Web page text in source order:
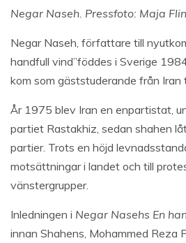
Negar Naseh. Pressfoto: Maja
Negar Naseh, författare till
handfull vind”föddes i Sverige
kom som gäststuderande från Iran
År 1975 blev Iran en enpartistat,
partiet Rastakhiz, sedan shahen
partier. Trots en höjd
motsättningar i landet och till
vänstergrupper.
Inledningen i Negar Nasehs En
innan Shahens, Mohammed Reza